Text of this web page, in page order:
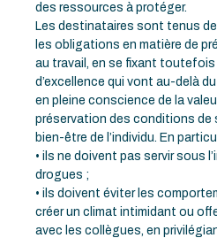
des ressources à protéger.
Les destinataires sont tenus
les obligations en matière de
au travail, en se fixant
d’excellence qui vont au-delà
en pleine conscience de la
préservation des conditions de
bien-être de l’individu. En
• ils ne doivent pas servir sous
drogues ;
• ils doivent éviter les
créer un climat intimidant ou
avec les collègues, en